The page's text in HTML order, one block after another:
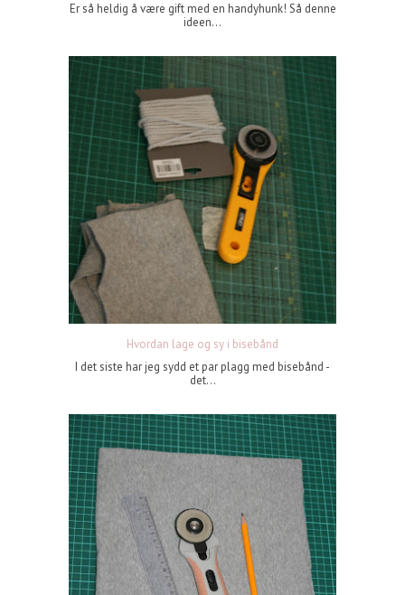
Er så heldig å være gift med en handyhunk! Så denne
ideen...
Hvordan lage og sy i bisebånd
I det siste har jeg sydd et par plagg med bisebånd -
det...